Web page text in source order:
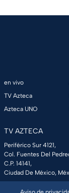
en vivo
TV Azteca
Azteca UNO
TV AZTECA
Periférico Sur 4121,
Col. Fuentes Del
C.P. 14141,
Ciudad De México,